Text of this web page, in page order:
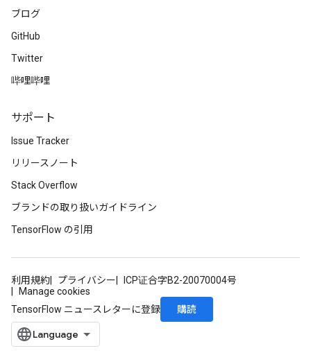
ブログ
GitHub
Twitter
哔哩哔哩
サポート
Issue Tracker
リリースノート
Stack Overflow
ブランドの取り扱いガイドライン
TensorFlow の引用
利用規約 プライバシー
ICP证合字B2-20070004号
Manage cookies
TensorFlow ニュースレターに登録
購読